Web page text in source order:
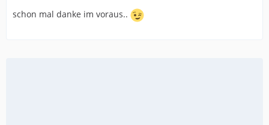
schon mal danke im voraus..